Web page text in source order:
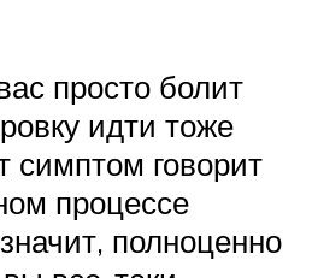
просто болит
идти тоже
симптом говорит
процессе
полноценно